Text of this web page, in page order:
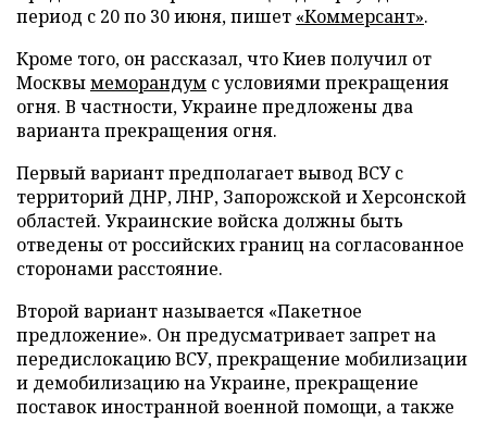
период с 20 по 30 июня, пишет «Коммерсант».
Кроме того, он рассказал, что Киев получил от
Москвымеморандум с условиями прекращения
огня. В частности, Украине предложены два
варианта прекращения огня.
Первый вариант предполагает вывод ВСУ с
территорий ДНР, ЛНР, Запорожской и Херсонской
областей. Украинские войска должны быть
отведены от российских границ на согласованное
сторонами расстояние.
Второй вариант называется «Пакетное
предложение». Он предусматривает запрет на
передислокацию ВСУ, прекращение мобилизации
и демобилизацию на Украине, прекращение
поставок иностранной военной помощи, а также